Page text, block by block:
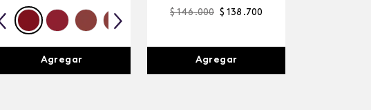
Agregar
$ 146.000 $ 138 .700
Agregar